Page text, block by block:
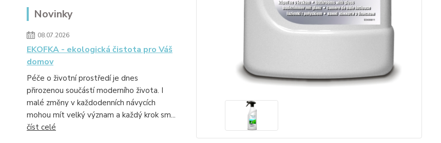
Novinky
08.07.2026
EKOFKA - ekologická čistota pro Váš
domov
Péče o životní prostředí je dnes
přirozenou součástí moderního života. I
malé změny v každodenních návycích
mohou mít velký význam a každý krok sm...
číst celé